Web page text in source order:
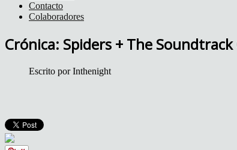
Contacto
Colaboradores
Crónica: Spiders + The
Escrito porInthenight